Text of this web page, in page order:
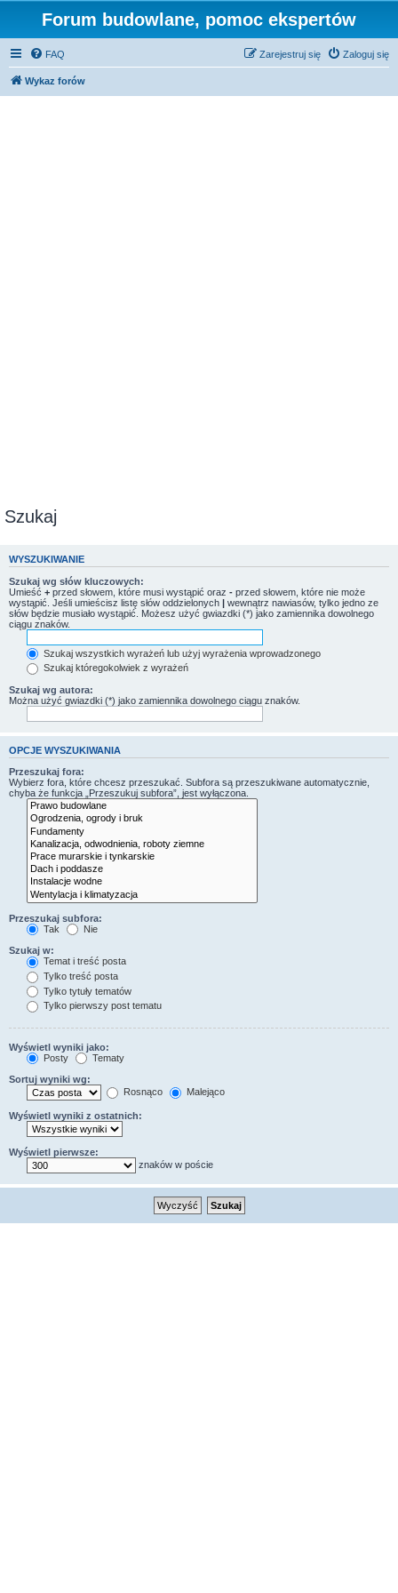
Forum budowlane, pomoc ekspertów
FAQ Zaloguj się
Zarejestruj się
Wykaz forów
Szukaj
WYSZUKIWANIE
Szukaj wg słów kluczowych:
Umieść + przed słowem, które musi wystąpić oraz - przed słowem, które nie może
wystąpić. Jeśli umieścisz listę słów oddzielonych | wewnątrz nawiasów, tylko jedno ze
słów będzie musiało wystąpić. Możesz użyć gwiazdki (*) jako zamiennika dowolnego
ciągu znaków.
Szukaj wszystkich wyrażeń lub użyj wyrażenia wprowadzonego
Szukaj któregokolwiek z wyrażeń
Szukaj wg autora:
Można użyć gwiazdki (*) jako zamiennika dowolnego ciągu znaków.
OPCJE WYSZUKIWANIA
Przeszukaj fora:
Wybierz fora, które chcesz przeszukać. Subfora są przeszukiwane automatycznie,
chyba że funkcja „Przeszukuj subfora”, jest wyłączona.
Przeszukaj subfora:
Tak
Nie
Szukaj w:
Temat i treść posta
Tylko treść posta
Tylko tytuły tematów
Tylko pierwszy post tematu
Wyświetl wyniki jako:
Posty
Tematy
Sortuj wyniki wg:
Rosnąco
Malejąco
Wyświetl wyniki z ostatnich:
Wyświetl pierwsze:
znaków w poście